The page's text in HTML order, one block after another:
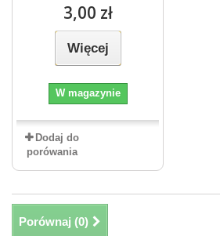
3,00 zł
Więcej
W magazynie
Dodaj do
porówania
Porównaj (0)